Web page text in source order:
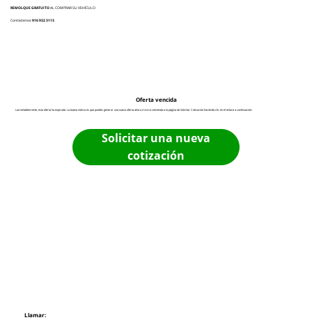
REMOLQUE GRATUITOAL COMPRAR SU VEHÍCULO
Contáctenos:916 932 3113
Oferta vencida
Lamentablemente, esta oferta ha expirado. La buena noticia es que puedes generar una nueva oferta ahora mismo volviendo a la página de Solicitar Cotización haciendo clic en el enlace a continuación:
Solicitar una nueva
cotización
Llamar: